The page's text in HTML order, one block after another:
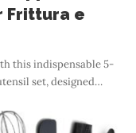
Frittura e
this indispensable 5-
set, designed…